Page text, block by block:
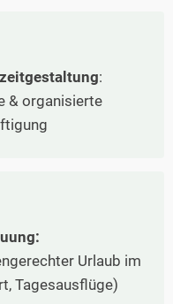
:
& organisierte
Urlaub im
Tagesausflüge)